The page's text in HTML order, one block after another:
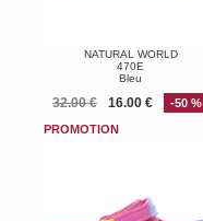
NATURAL WORLD
470E
Bleu
32.00 € 16.00 € -50 %